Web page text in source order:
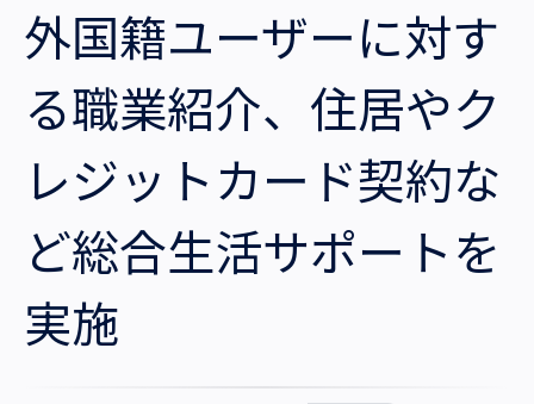
拠点一覧
沿革・受賞歴
採用情報
外国籍ユーザーに対す
る職業紹介、住居やク
レジットカード契約な
ど総合生活サポートを
実施